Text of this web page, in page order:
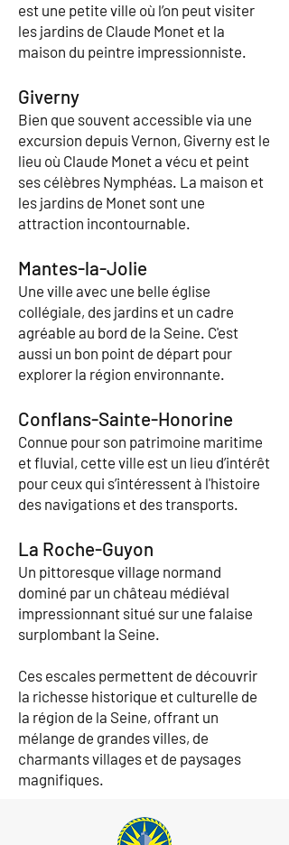
est une petite ville où l’on peut visiter
les jardins de Claude Monet et la
maison du peintre impressionniste.
Giverny
Bien que souvent accessible via une
excursion depuis Vernon, Giverny est le
lieu où Claude Monet a vécu et peint
ses célèbres Nymphéas. La maison et
les jardins de Monet sont une
attraction incontournable.
Mantes-la-Jolie
Une ville avec une belle église
collégiale, des jardins et un cadre
agréable au bord de la Seine. C'est
aussi un bon point de départ pour
explorer la région environnante.
Conflans-Sainte-Honorine
Connue pour son patrimoine maritime
et fluvial, cette ville est un lieu d’intérêt
pour ceux qui s’intéressent à l'histoire
des navigations et des transports.
La Roche-Guyon
Un pittoresque village normand
dominé par un château médiéval
impressionnant situé sur une falaise
surplombant la Seine.
Ces escales permettent de découvrir
la richesse historique et culturelle de
la région de la Seine, offrant un
mélange de grandes villes, de
charmants villages et de paysages
magnifiques.